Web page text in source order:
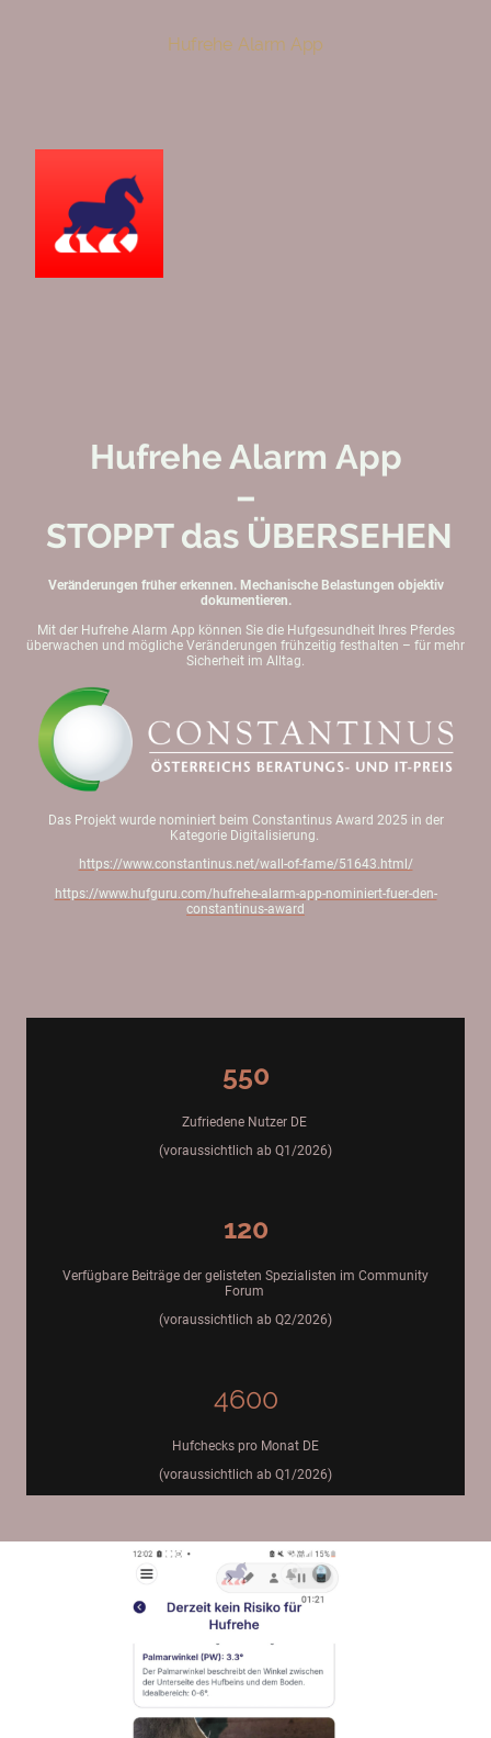
Hufrehe Alarm App
Hufrehe Alarm App
–
STOPPT das ÜBERSEHEN
Veränderungen früher erkennen. Mechanische Belastungen objektiv
dokumentieren.
Mit der Hufrehe Alarm App können Sie die Hufgesundheit Ihres Pferdes
überwachen und mögliche Veränderungen frühzeitig festhalten – für mehr
Sicherheit im Alltag.
Das Projekt wurde nominiert beim Constantinus Award 2025 in der
Kategorie Digitalisierung.
https://www.constantinus.net/wall-of-fame/51643.html/
https://www.hufguru.com/hufrehe-alarm-app-nominiert-fuer-den-
constantinus-award
550
Zufriedene Nutzer DE
(voraussichtlich ab Q1/2026)
120
Verfügbare Beiträge der gelisteten Spezialisten im Community
Forum
(voraussichtlich ab Q2/2026)
4600
Hufchecks pro Monat DE
(voraussichtlich ab Q1/2026)